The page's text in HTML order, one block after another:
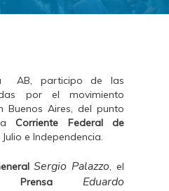
AB, participo de las
por el movimiento
Buenos Aires, del punto
laCorriente Federal de
e Independencia.
Sergio Palazzo, el
Eduardo